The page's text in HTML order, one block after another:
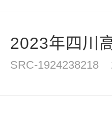
2023年四川
SRC-1924238218